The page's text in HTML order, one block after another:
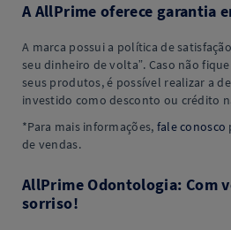
A AllPrime oferece garantia
A marca possui a política de
seu dinheiro de volta”. Caso não
seus produtos, é possível realizar a
investido como desconto ou crédito
*Para mais informações, fale conosco
de vendas.
AllPrime Odontologia: Com
sorriso!